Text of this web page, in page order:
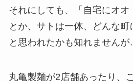
それにしても、「自宅にオオ
とか、サトは一体、どんな町
と思われたかも知れません
丸亀製麺が2店舗あったり、